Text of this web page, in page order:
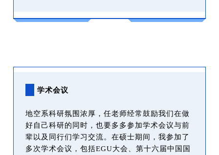
学术会议
地空系科研氛围浓厚，任老师经常鼓励我们在做
好自己科研的同时，也要多多参加学术会议与前
辈以及同行们学习交流。在硕士期间，我参加了
多次学术会议，包括EGU大会、第十六届中国国